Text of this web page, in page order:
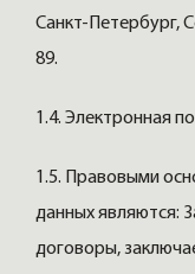
Санкт-Петербург,
89.
1.4. Электронная
1.5. Правовыми
данных являются:
договоры,